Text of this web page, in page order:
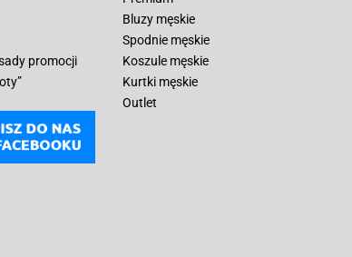
promocji
Bluzy męskie
Spodnie męskie
Koszule męskie
Kurtki męskie
Outlet